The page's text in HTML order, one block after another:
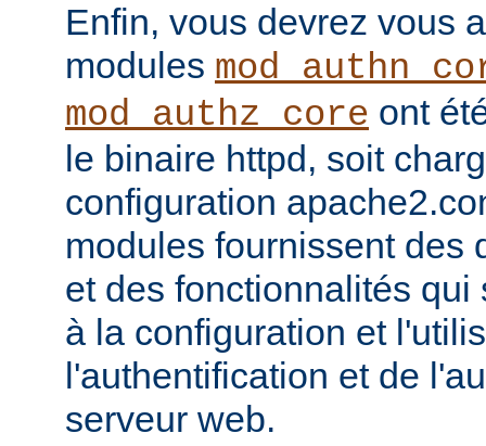
Enfin, vous devrez vous
modules
mod_authz_core ont
le binaire httpd, soit
configuration
modules fournissent des
et des fonctionnalités
à la configuration et
l'authentification et de
serveur web.